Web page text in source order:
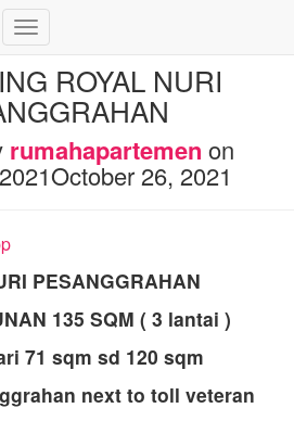
Toggle
Navigation
ROYAL NURI
rumahapartemen on
October 26, 2021
PESANGGRAHAN
135 SQM ( 3 lantai )
71 sqm sd 120 sqm
next to toll veteran